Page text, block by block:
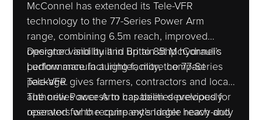
McConnel has extended its Tele-VFR
technology to the 77-Series Power Arm
range, combining 6.5m reach, improved
operator visibility and up to 85hp hydraulic
performance in a lighter, more compact
package.
Designed and built in Britain at McConnel’s
Ludlow manufacturing facility, the 77-Series
Tele-VFR gives farmers, contractors and local
authorities access to capabilities previously
reserved for the company’s larger heavy-duty
The new Power Arm has been developed for
operators who require extendable reach and